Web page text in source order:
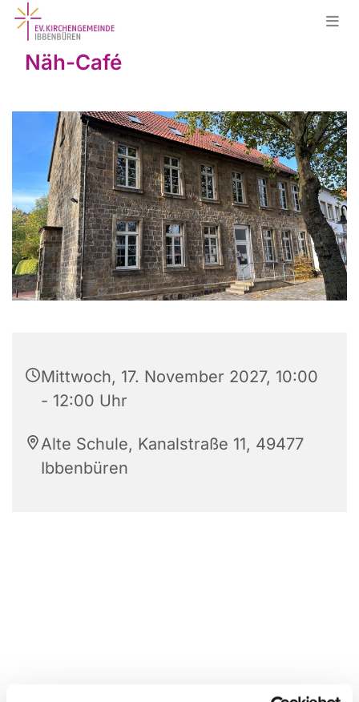
Näh-Café
Mittwoch, 17. November 2027, 10:00
- 12:00 Uhr
Alte Schule, Kanalstraße 11, 49477
Ibbenbüren